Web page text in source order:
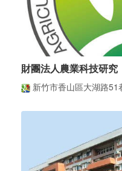
財團法人農業科技研究
新竹市香山區大湖路51